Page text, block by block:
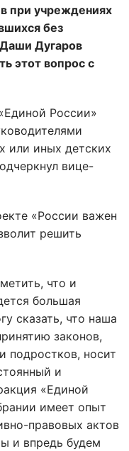
при учреждениях
без
Дугаров
этот вопрос с
России»
или иных детских
вице-
«России важен
решить
что и
большая
сказать, что наша
законов,
подростков, носит
и
«Единой
имеет опыт
правовых актов
и впредь будем